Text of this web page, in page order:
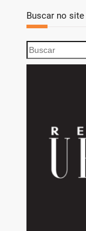
Buscar no site
S
e